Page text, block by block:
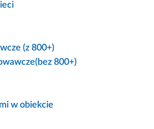
(z 800+)
800+)
w obiekcie